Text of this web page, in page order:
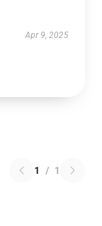
Apr 9, 2025
1 / 1